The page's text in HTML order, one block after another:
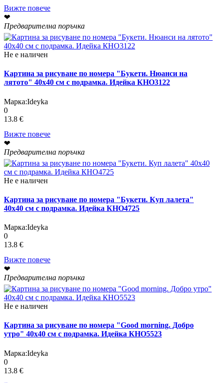
Вижте повече
❤
Предварителна поръчка
Не е наличен
Картина за рисуване по номера "Букети. Нюанси на
лятото" 40х40 см с подрамка. Идейка КНО3122
Марка:Ideyka
0
13.8 €
Вижте повече
❤
Предварителна поръчка
Не е наличен
Картина за рисуване по номера "Букети. Куп лалета"
40х40 см с подрамка. Идейка КНО4725
Марка:Ideyka
0
13.8 €
Вижте повече
❤
Предварителна поръчка
Не е наличен
Картина за рисуване по номера "Good morning. Добро
утро" 40х40 см с подрамка. Идейка КНО5523
Марка:Ideyka
0
13.8 €